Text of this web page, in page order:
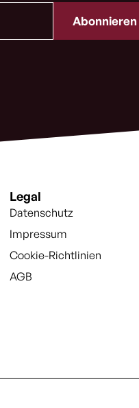
Legal
Datenschutz
Impressum
Cookie-Richtlinien
AGB